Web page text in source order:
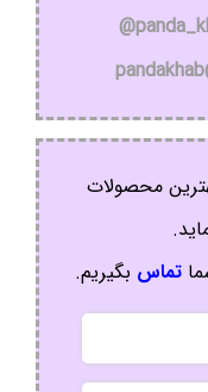
محصولات
تماس بگیریم.